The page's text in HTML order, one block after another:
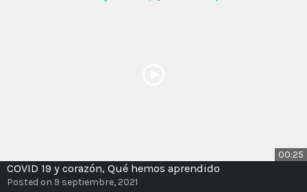
00:25
COVID 19 y corazón, Qué hemos aprendido
Posted on 9 septiembre, 2021